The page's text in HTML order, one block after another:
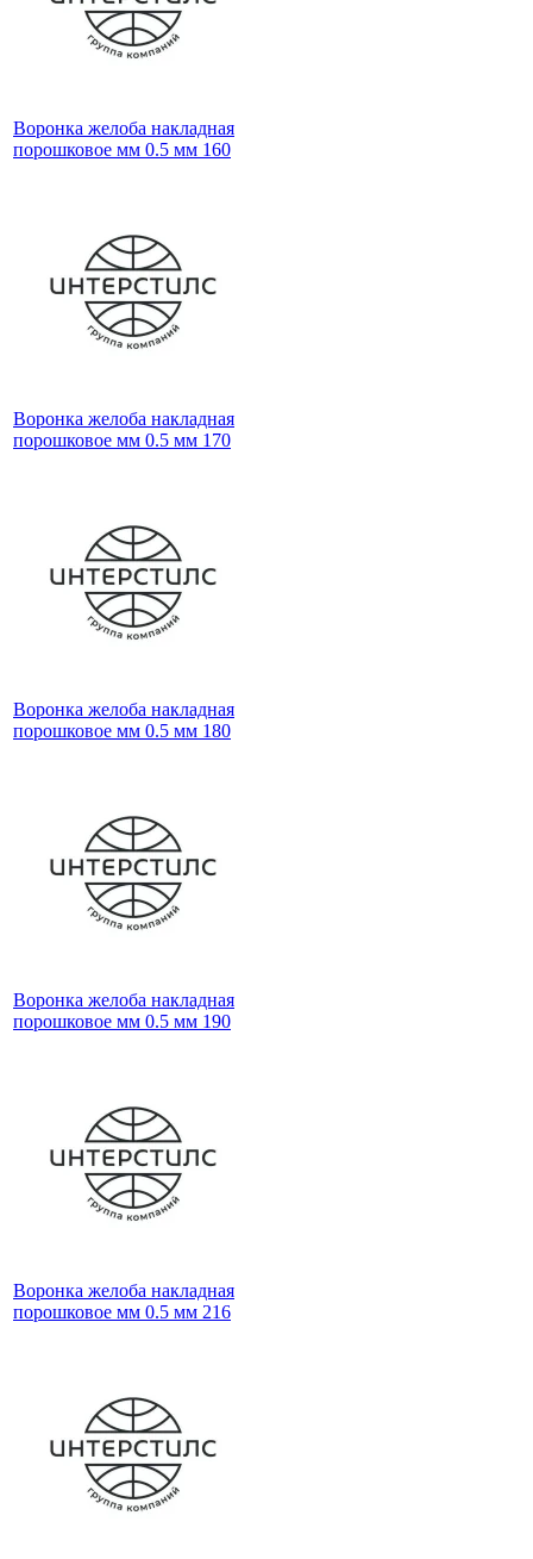
Воронка желоба накладная
порошковое мм 0.5 мм 160
Воронка желоба накладная
порошковое мм 0.5 мм 170
Воронка желоба накладная
порошковое мм 0.5 мм 180
Воронка желоба накладная
порошковое мм 0.5 мм 190
Воронка желоба накладная
порошковое мм 0.5 мм 216